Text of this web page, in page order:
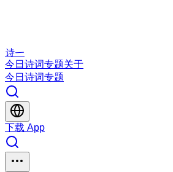
诗一
今日 诗词专题关于
今日 诗词专题
下载 App